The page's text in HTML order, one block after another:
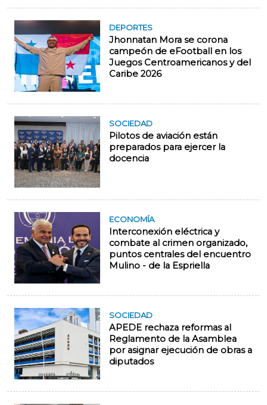
DEPORTES
Jhonnatan Mora se corona
campeón de eFootball en los
Juegos Centroamericanos y del
Caribe 2026
SOCIEDAD
Pilotos de aviación están
preparados para ejercer la
docencia
ECONOMÍA
Interconexión eléctrica y
combate al crimen organizado,
puntos centrales del encuentro
Mulino - de la Espriella
SOCIEDAD
APEDE rechaza reformas al
Reglamento de la Asamblea
por asignar ejecución de obras a
diputados